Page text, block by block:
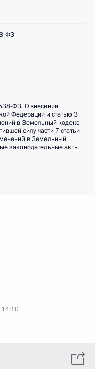
ФЗ
ФЗ. О внесении
Федерации и статью 3
в Земельный кодекс
силу части 7 статьи
в Земельный
законодательные акты
14:10